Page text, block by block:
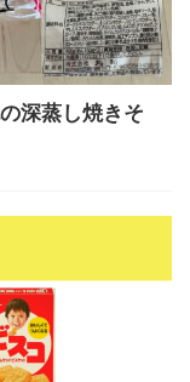
深蒸し焼きそ